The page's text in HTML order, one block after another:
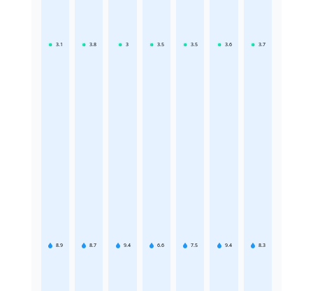
3.1
8.9
3.8
8.7
3
9.4
3.5
6.6
3.5
7.5
3.6
9.4
3.7
8.3